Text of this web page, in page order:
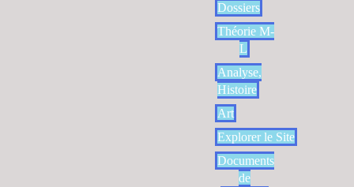
Dossiers
Théorie M-
L
Analyse,
Histoire
Art
Explorer le Site
Documents
de